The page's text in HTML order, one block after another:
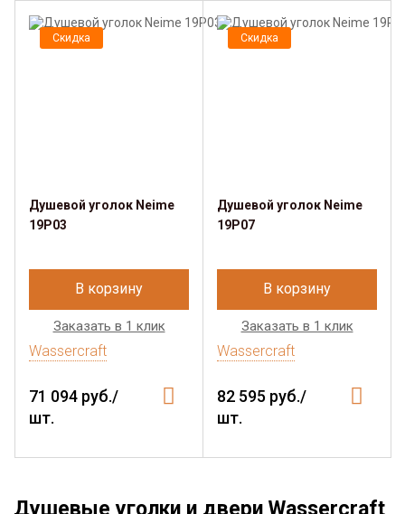
Скидка
Душевой уголок Neime
19P03
В корзину
Заказать в 1 клик
Wassercraft
71 094 руб./
шт.
Скидка
Душевой уголок Neime
19P07
В корзину
Заказать в 1 клик
Wassercraft
82 595 руб./
шт.